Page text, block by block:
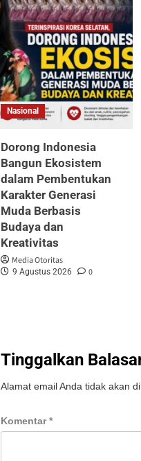
Nasional
Dorong Indonesia
Bangun Ekosistem
dalam Pembentukan
Karakter Generasi
Muda Berbasis
Budaya dan
Kreativitas
Media Otoritas
9 Agustus 2026 0
Tinggalkan
Alamat email Anda tidak akan
Komentar*